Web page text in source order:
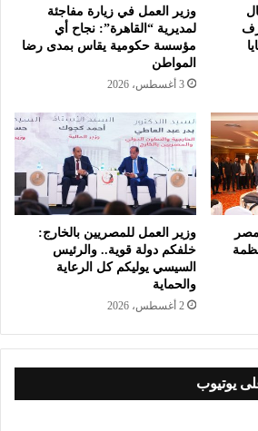
وزير العمل في زيارة مفاجئة
لمديرية “القاهرة”: نجاح أي
مؤسسة حكومية يقاس بمدى رضا
المواطن
3 أغسطس، 2026
وزير العمل للمصريين بالخارج:
خلفكم دولة قوية.. والرئيس
السيسي يوليكم كل الرعاية
والحماية
2 أغسطس، 2026
يوتيوب